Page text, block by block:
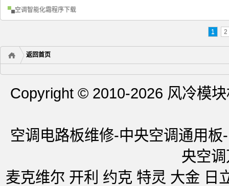
空调智能化霜程序下载
1 2
返回首页
Copyright © 2010-2026 风冷模
空调电路板维修-中央空调通用
央空
麦克维尔 开利 约克 特灵 大金 日